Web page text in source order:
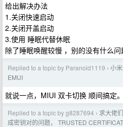
给出解决办法
1.关闭快速启动
2.关闭开盖启动
3.使用 睡眠代替休眠
除了睡眠唤醒较慢 ，别的没有什么
Replied to a topic by Paranoid1119 › 小
EMUI
就说一点，MIUI 双卡切换 顺间搞定
Replied to a topic by g8287694 › 求大佬
成密钥对的问题， TRUSTED